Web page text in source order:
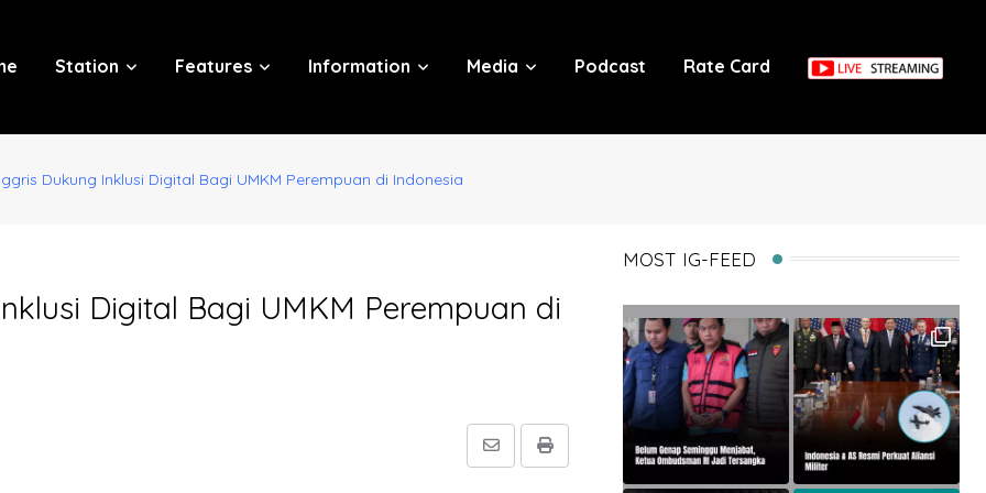
Station Features Information Media Podcast Rate Card
Dukung Inklusi Digital Bagi UMKM Perempuan di Indonesia
Digital Bagi UMKM Perempuan di
Print
Share
MOST IG-FEED